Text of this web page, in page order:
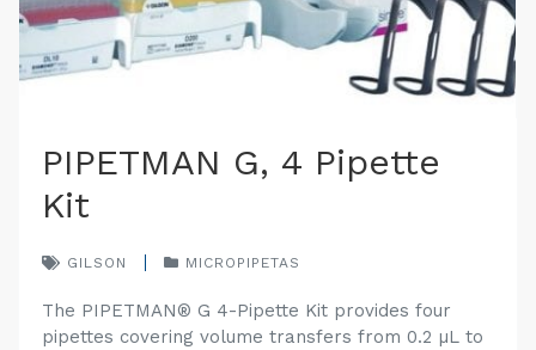
PIPETMAN G, 4 Pipette
Kit
GILSON MICROPIPETAS
The PIPETMAN® G 4-Pipette Kit provides four
pipettes covering volume transfers from 0.2 µL to